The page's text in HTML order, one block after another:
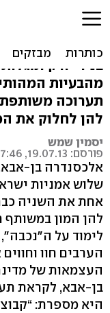
אמניות
שלוש יוצרות
בניו-יורק
מהבעיות
תערוכה
להן לחלוק את
יסמין שמש
פורסם: 19.07.13, 17:46
אלכסנדרה בן-אבא,
שלוש אמניות
אחת את השניה
להן המון במשותף
לימוד על
הערבים חוו
העצמאות של
בן-אבא, לקראת
היא מספרת: